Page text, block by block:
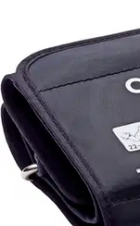
Ominaisuudet
Arviot